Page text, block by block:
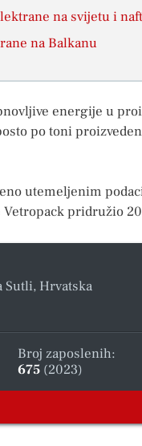
na svijetu i
na Balkanu
energije u
po toni
utemeljenim
Vetropack pridružio
Sutli, Hrvatska
Broj zaposlenih:
675 (2023)